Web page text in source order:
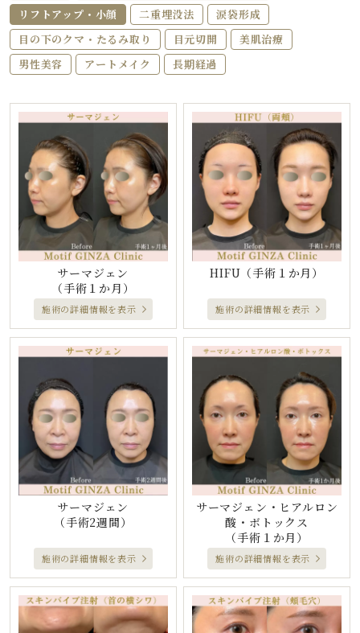
リフトアップ・小顔
二重埋没法
涙袋形成
目の下のクマ・たるみ取り
目元切開
美肌治療
男性美容
アートメイク 長期経過
サーマジェン
（手術１か月）
施術の詳細情報を表示
HIFU （手術１か月）
施術の詳細情報を表示
サーマジェン
（手術2週間）
施術の詳細情報を表示
サーマジェン・ヒアルロン
酸・ボトックス
（手術１か月）
施術の詳細情報を表示